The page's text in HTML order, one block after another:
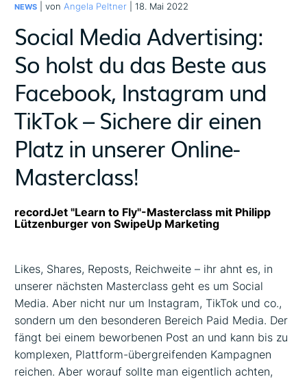
NEWS | von Angela Peltner | 18. Mai 2022
Social Media Advertising:
So holst du das Beste aus
Facebook, Instagram und
TikTok – Sichere dir einen
Platz in unserer Online-
Masterclass!
recordJet "Learn to Fly"-Masterclass mit Philipp
Lützenburger von SwipeUp Marketing
Likes, Shares, Reposts, Reichweite – ihr ahnt es, in
unserer nächsten Masterclass geht es um Social
Media. Aber nicht nur um Instagram, TikTok und co.,
sondern um den besonderen Bereich Paid Media. Der
fängt bei einem beworbenen Post an und kann bis zu
komplexen, Plattform-übergreifenden Kampagnen
reichen. Aber worauf sollte man eigentlich achten,